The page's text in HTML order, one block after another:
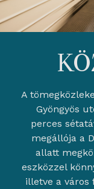
A
Gyöngyös
perces
megállója a
allatt
eszközzel
illetve a város